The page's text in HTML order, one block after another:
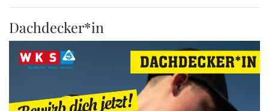
Dachdecker*in